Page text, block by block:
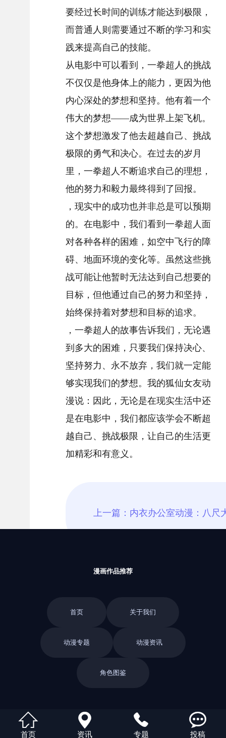
要经过长时间的训练才能达到极限，
而普通人则需要通过不断的学习和实
践来提高自己的技能。
从电影中可以看到，一拳超人的挑战
不仅仅是他身体上的能力，更因为他
内心深处的梦想和坚持。他有着一个
伟大的梦想——成为世界上架飞机。
这个梦想激发了他去超越自己、挑战
极限的勇气和决心。在过去的岁月
里，一拳超人不断追求自己的理想，
他的努力和毅力最终得到了回报。
，现实中的成功也并非总是可以预期
的。在电影中，我们看到一拳超人面
对各种各样的困难，如空中飞行的障
碍、地面环境的变化等。虽然这些挑
战可能让他暂时无法达到自己想要的
目标，但他通过自己的努力和坚持，
始终保持着对梦想和目标的追求。
，一拳超人的故事告诉我们，无论遇
到多大的困难，只要我们保持决心、
坚持努力、永不放弃，我们就一定能
够实现我们的梦想。我的狐仙女友动
漫说：因此，无论是在现实生活中还
是在电影中，我们都应该学会不断超
越自己、挑战极限，让自己的生活更
加精彩和有意义。
返回栏目
漫画作品推荐
首页 关于我们
动漫专题 动漫资讯
角色图鉴

首页

资讯

专题

投稿